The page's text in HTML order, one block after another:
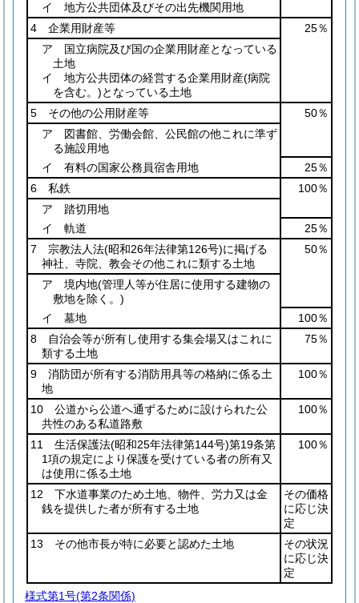
イ 地方公共団体及びその出先機関用地
4 企業用財産等
25％
ア 国立病院及び国の企業用財産となっている
土地
イ 地方公共団体の経営する企業用財産(病院
を含む。)となっている土地
5 その他の公用財産等
50％
ア 図書館、労働会館、公民館の他これに準ず
る施設用地
イ 有料の国家公務員宿舎用地
25％
6 私鉄
100％
ア 踏切用地
イ 軌道
25％
7 宗教法人法(昭和26年法律第126号)に掲げる
神社、寺院、教会その他これに類する土地
50％
ア 境内地(管理人等が住居に使用する建物の
敷地を除く。)
イ 墓地
100％
8 自治会等が所有し使用する集会場又はこれに
類する土地
75％
9 消防団が所有する消防用具等の格納に係る土
地
100％
10 公道から公道へ通ずるために設けられた公
共性のある私道路敷
100％
11 生活保護法(昭和25年法律第144号)第19条第
1項の規定により保護を受けている者の所有又
は使用に係る土地
100％
12 下水道事業のため土地、物件、労力又は金
銭を提供した者が所有する土地
その価格
に応じ決
定
13 その他市長が特に必要と認めた土地
その状況
に応じ決
定
様式第1号(第2条関係)